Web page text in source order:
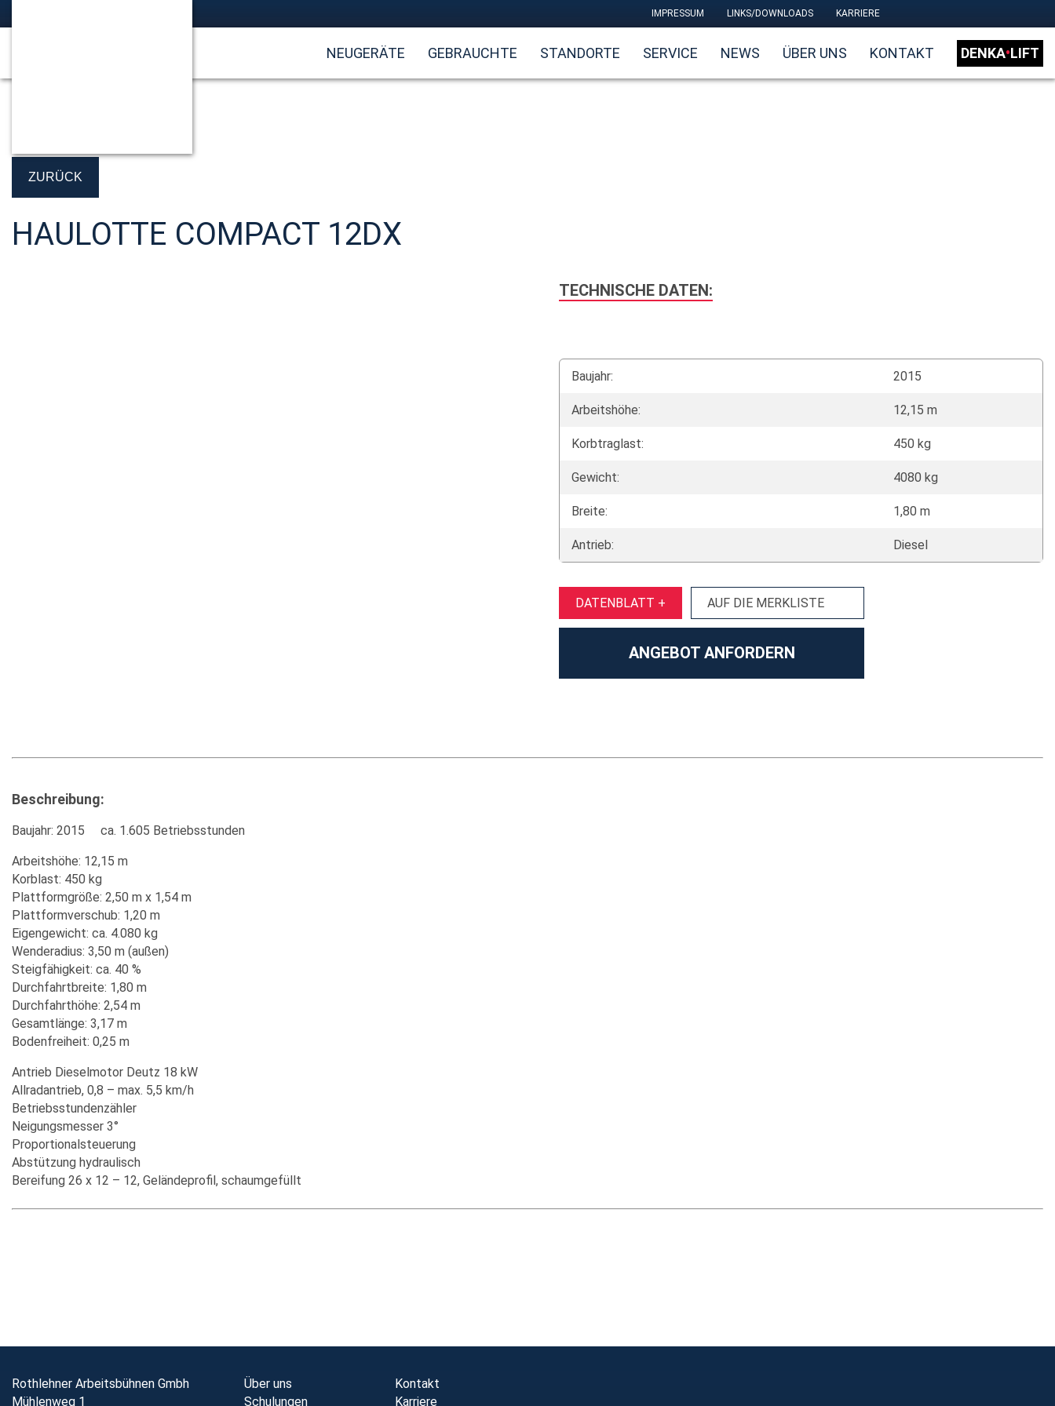
IMPRESSUM LINKS/DOWNLOADS KARRIERE
NEUGERÄTE GEBRAUCHTE STANDORTE SERVICE NEWS ÜBER UNS KONTAKT DENKA•LIFT
ZURÜCK
HAULOTTE COMPACT 12DX
TECHNISCHE DATEN:
Baujahr: 2015
Arbeitshöhe: 12,15 m
Korbtraglast: 450 kg
Gewicht: 4080 kg
Breite: 1,80 m
Antrieb: Diesel
DATENBLATT + AUF DIE MERKLISTE
ANGEBOT ANFORDERN
Beschreibung:
Baujahr: 2015 ca. 1.605 Betriebsstunden
Arbeitshöhe: 12,15 m
Korblast: 450 kg
Plattformgröße: 2,50 m x 1,54 m
Plattformverschub: 1,20 m
Eigengewicht: ca. 4.080 kg
Wenderadius: 3,50 m (außen)
Steigfähigkeit: ca. 40 %
Durchfahrtbreite: 1,80 m
Durchfahrthöhe: 2,54 m
Gesamtlänge: 3,17 m
Bodenfreiheit: 0,25 m
Antrieb Dieselmotor Deutz 18 kW
Allradantrieb, 0,8 – max. 5,5 km/h
Betriebsstundenzähler
Neigungsmesser 3°
Proportionalsteuerung
Abstützung hydraulisch
Bereifung 26 x 12 – 12, Geländeprofil, schaumgefüllt
Rothlehner Arbeitsbühnen Gmbh
Mühlenweg 1
Über uns
Schulungen
Kontakt
Karriere